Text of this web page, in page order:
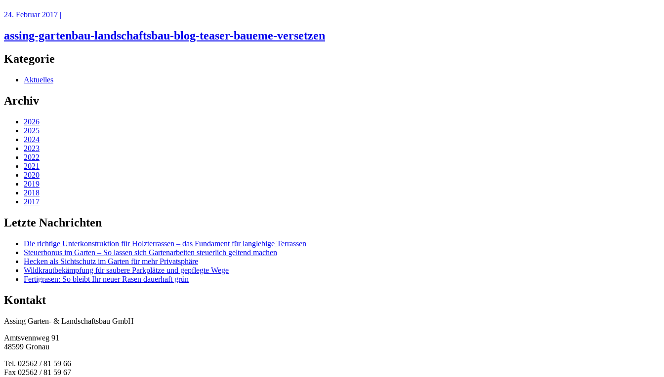
24. Februar 2017 |
assing-gartenbau-landschaftsbau-blog-teaser-baueme-versetzen
Kategorie
Aktuelles
Archiv
2026
2025
2024
2023
2022
2021
2020
2019
2018
2017
Letzte Nachrichten
Die richtige Unterkonstruktion für Holzterrassen – das Fundament für langlebige Terrassen
Steuerbonus im Garten – So lassen sich Gartenarbeiten steuerlich geltend machen
Hecken als Sichtschutz im Garten für mehr Privatsphäre
Wildkrautbekämpfung für saubere Parkplätze und gepflegte Wege
Fertigrasen: So bleibt Ihr neuer Rasen dauerhaft grün
Kontakt
Assing Garten- & Landschaftsbau GmbH
Amtsvennweg 91
48599 Gronau
Tel. 02562 / 81 59 66
Fax 02562 / 81 59 67